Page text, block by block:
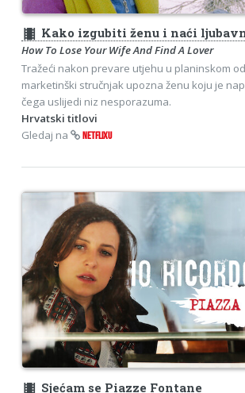
theaters Kako izgubiti ženu i naći
How To Lose Your Wife And Find A Lover
Tražeći nakon prevare utjehu u planinskom
marketinški stručnjak upozna ženu koju je
čega uslijedi niz nesporazuma.
Hrvatski titlovi
Gledaj na
NETFLIXU
theaters Sjećam se Piazze Fontane